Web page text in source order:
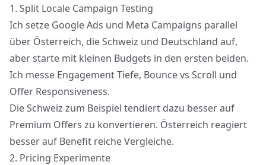
1. Split Locale Campaign Testing
Ich setze Google Ads und Meta Campaigns parallel
über Österreich, die Schweiz und Deutschland auf,
aber starte mit kleinen Budgets in den ersten beiden.
Ich messe Engagement Tiefe, Bounce vs Scroll und
Offer Responsiveness.
Die Schweiz zum Beispiel tendiert dazu besser auf
Premium Offers zu konvertieren. Österreich reagiert
besser auf Benefit reiche Vergleiche.
2. Pricing Experimente